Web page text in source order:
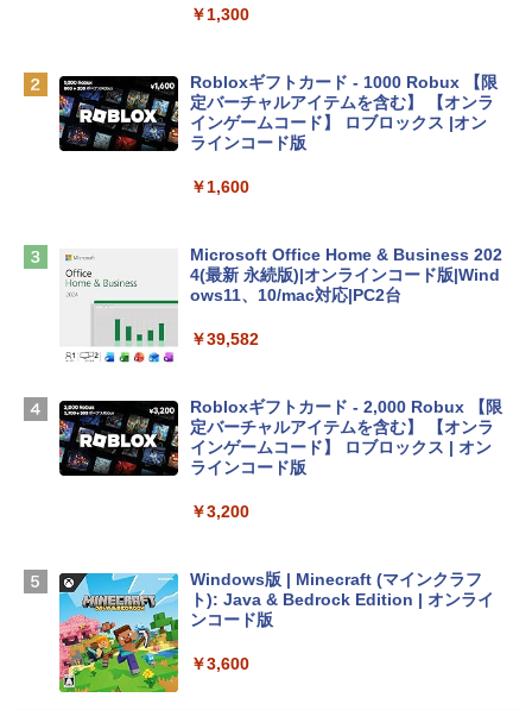
eTime HDカメラ、Touch ID - インディ
￥137,800
tomtoc 360°保護 15.6 16インチ パソコ
book Lenovo対応
Apple 2026 MacBook Air M5チップ搭載
igence、13.6インチLiquid Retinaディ
レームカメラ、日本語キーボード、Touc
h ID - ミッドナイト
￥224,800
SSD インテル Core 5
￥129,800
￥1,300
Robloxギフトカード - 1000 Robux 【限
定バーチャルアイテムを含む】 【オンラ
インゲームコード】 ロブロックス |オン
ラインコード版
￥1,600
Microsoft Office Home & Business 202
4(最新 永続版)|オンラインコード版|Wind
ows11、10/mac対応|PC2台
￥39,582
Robloxギフトカード - 2,000 Robux 【限
定バーチャルアイテムを含む】 【オンラ
インゲームコード】 ロブロックス | オン
ラインコード版
￥3,200
Windows版 | Minecraft (マインクラフ
ト): Java & Bedrock Edition | オンライ
ンコード版
￥3,600